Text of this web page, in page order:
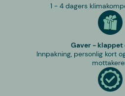
1 - 4 dagers
Gaver - klappet
Innpakning, personlig kort